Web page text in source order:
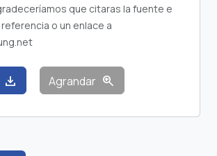
que citaras la fuente e
o un enlace a
download Agrandar zoom_in